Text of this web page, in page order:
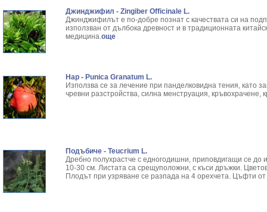
Джинджифил - Zingiber Officinale L.
Джинджифилът е по-добре познат с качествата си на
използван от дълбока древност и в традиционната
медицина.още
Нар - Punica Granatum L.
Използва се за лечение при панделковидна тения, като
чревни разстройства, силна менструация, кръвохрачене,
Подъбиче - Teucrium L.
Дребно полухрастче с едногодишни, приповдигащи се до
10-30 см. Листата са срещуположни, с къси дръжки.
Плодът при узряване се разпада на 4 орехчета. Цъфти от